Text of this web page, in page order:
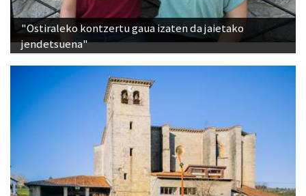
"Ostiraleko kontzertu gaua izaten da jaietako
jendetsuena"